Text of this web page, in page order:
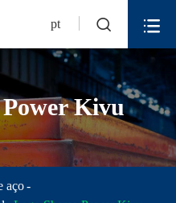
pt  
Kivu
aço